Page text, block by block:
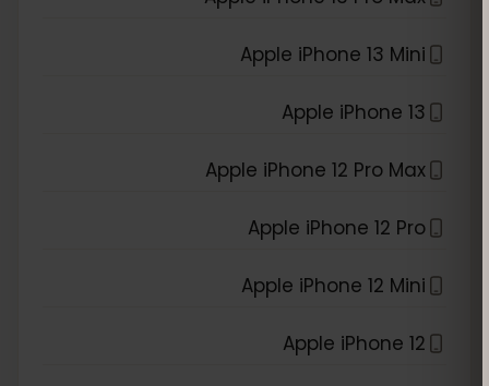
Apple iPhone 13 Mini
Apple iPhone 13
Apple iPhone 12 Pro Max
Apple iPhone 12 Pro
Apple iPhone 12 Mini
Apple iPhone 12